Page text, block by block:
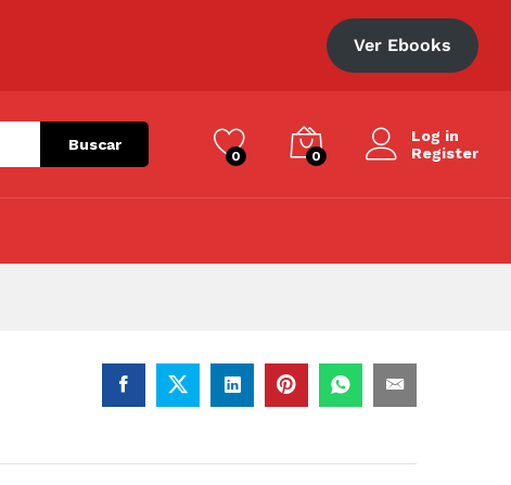
Ver Ebooks
Buscar
0 0
Log in
Register
Añadir al carrito